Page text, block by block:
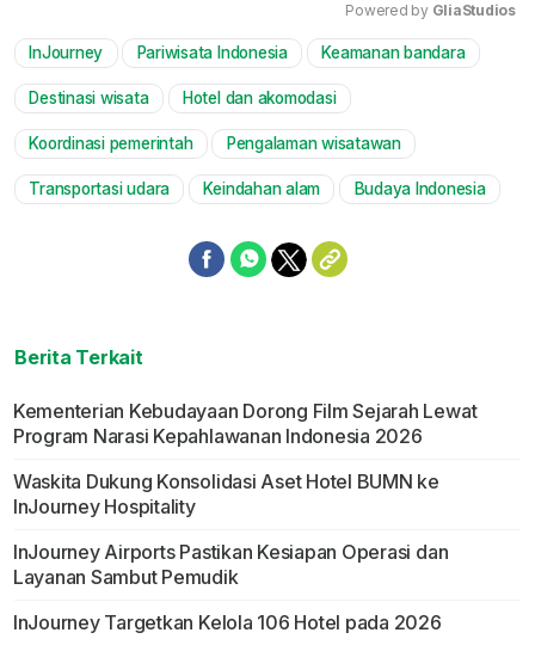
Mute
Powered by GliaStudios
InJourney Pariwisata Indonesia Keamanan bandara
Destinasi wisata Hotel dan akomodasi
Koordinasi pemerintah Pengalaman wisatawan
Transportasi udara Keindahan alam Budaya Indonesia
Berita Terkait
Kementerian Kebudayaan Dorong Film Sejarah Lewat
Program Narasi Kepahlawanan Indonesia 2026
Waskita Dukung Konsolidasi Aset Hotel BUMN ke
InJourney Hospitality
InJourney Airports Pastikan Kesiapan Operasi dan
Layanan Sambut Pemudik
InJourney Targetkan Kelola 106 Hotel pada 2026